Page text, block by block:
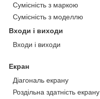
Сумісність з маркою
Сумісність з моделлю
Входи і виходи
Входи і виходи
Екран
Діагональ екрану
Роздільна здатність екрану